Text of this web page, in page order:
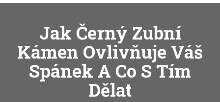
Jak Černý Zubní
Kámen Ovlivňuje Váš
Spánek A Co S Tím
Dělat